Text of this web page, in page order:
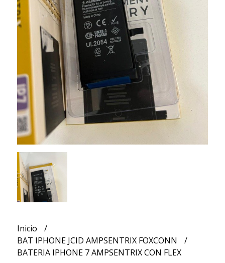
Inicio
BAT IPHONE JCID AMPSENTRIX FOXCONN
BATERIA IPHONE 7 AMPSENTRIX CON FLEX